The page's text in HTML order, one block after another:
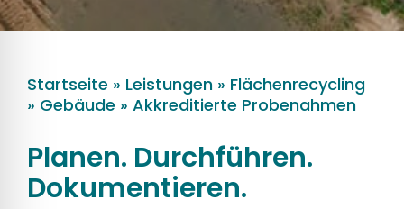
Startseite » Leistungen » Flächenrecycling
» Gebäude » Akkreditierte Probenahmen
Planen. Durchführen.
Dokumentieren.